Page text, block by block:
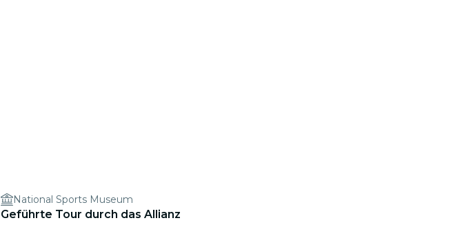
National Sports Museum
Geführte Tour durch das Allianz